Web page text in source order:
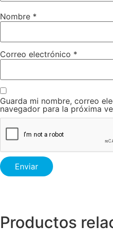
Nombre *
Correo electrónico *
Guarda mi nombre, correo
navegador para la próxima
Productos